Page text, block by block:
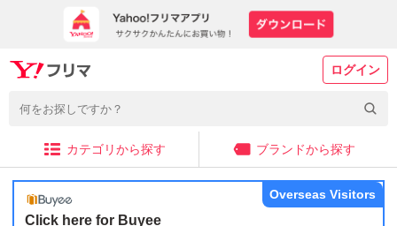
ログイン
カテゴリから探す ブランドから探す
Click here for Buyee
Overseas Visitors